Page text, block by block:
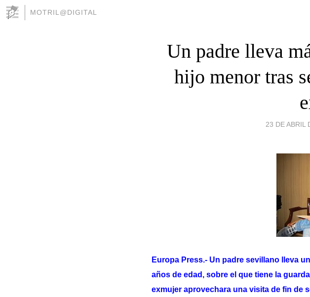
MOTRIL@DIGITAL
Un padre lleva
hijo menor tras
23 DE ABRIL
Europa Press.- Un padre sevillano lleva
años de edad, sobre el que tiene la
exmujer aprovechara una visita de fin de